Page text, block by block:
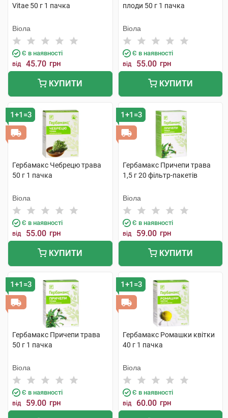
Vitae 50 г 1 пачка
Віола
Є в наявності
від 45.70 грн
КУПИТИ
плоди 50 г 1 пачка
Віола
Є в наявності
від 55.00 грн
КУПИТИ
1+1=3
Гербамакс Чебрецю трава
50 г 1 пачка
Віола
Є в наявності
від 55.00 грн
КУПИТИ
1+1=3
Гербамакс Причепи трава
1,5 г 20 фільтр-пакетів
Віола
Є в наявності
від 59.00 грн
КУПИТИ
1+1=3
Гербамакс Причепи трава
50 г 1 пачка
Віола
Є в наявності
від 59.00 грн
1+1=3
Гербамакс Ромашки квітки
40 г 1 пачка
Віола
Є в наявності
від 60.00 грн